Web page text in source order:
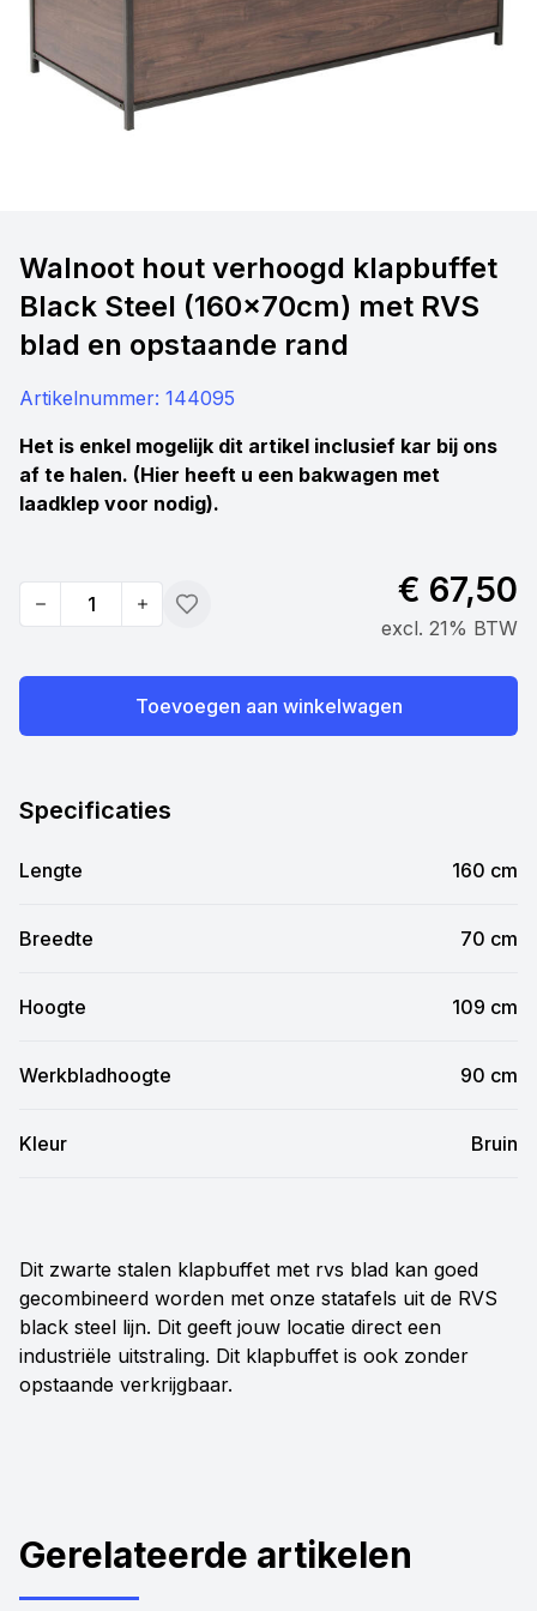
Walnoot hout verhoogd klapbuffet
Black Steel (160x70cm) met RVS
blad en opstaande rand
Artikelnummer: 144095
Het is enkel mogelijk dit artikel inclusief kar bij ons
af te halen. (Hier heeft u een bakwagen met
laadklep voor nodig).
Quantity Toevoegen
€ 67,50
excl. 21% BTW
Toevoegen aan winkelwagen
Specificaties
Lengte 160 cm
Breedte 70 cm
Hoogte 109 cm
Werkbladhoogte 90 cm
Kleur Bruin
Dit zwarte stalen klapbuffet met rvs blad kan goed
gecombineerd worden met onze statafels uit de RVS
black steel lijn. Dit geeft jouw locatie direct een
industriële uitstraling. Dit klapbuffet is ook zonder
opstaande verkrijgbaar.
Gerelateerde artikelen